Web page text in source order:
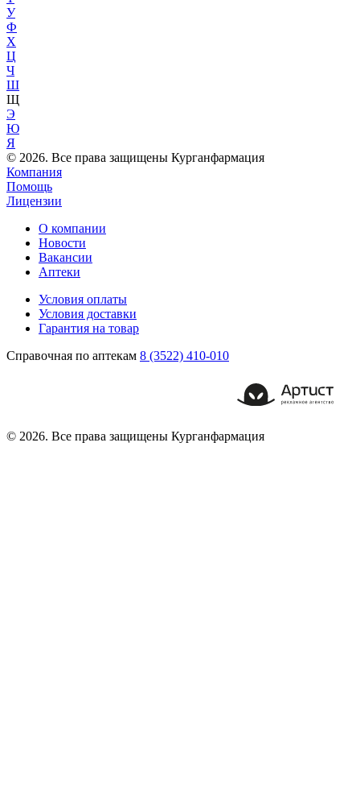
У
Ф
Х
Ц
Ч
Ш
Щ
Э
Ю
Я
© 2026. Все права защищены Курганфармация
Компания
Помощь
Лицензии
О компании
Новости
Вакансии
Аптеки
Условия оплаты
Условия доставки
Гарантия на товар
Справочная по аптекам 8 (3522) 410-010
© 2026. Все права защищены Курганфармация